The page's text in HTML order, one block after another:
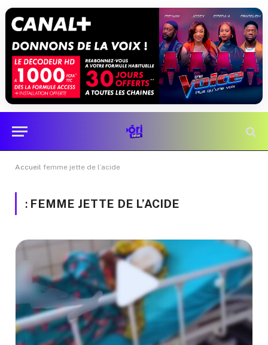
Accueil femme jette de l’acide
: FEMME JETTE DE L’ACIDE